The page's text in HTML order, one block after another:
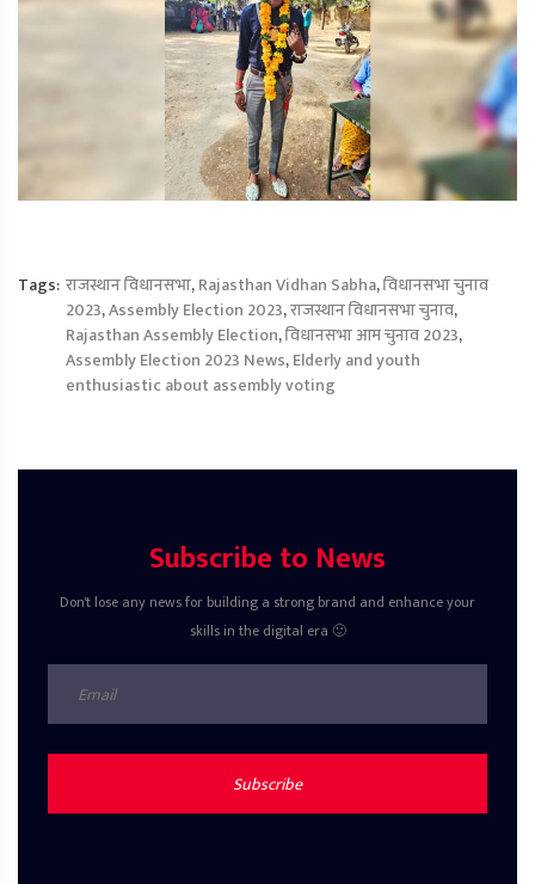
Tags: राजस्थान विधानसभा,Rajasthan Vidhan Sabha,विधानसभा चुनाव
2023,Assembly Election 2023,राजस्थान विधानसभा चुनाव,
Rajasthan Assembly Election,विधानसभा आम चुनाव 2023,
Assembly Election 2023 News,Elderly and youth
enthusiastic about assembly voting
Subscribe to News
Don't lose any news for building a strong brand and enhance your
skills in the digital era 🙂
Subscribe